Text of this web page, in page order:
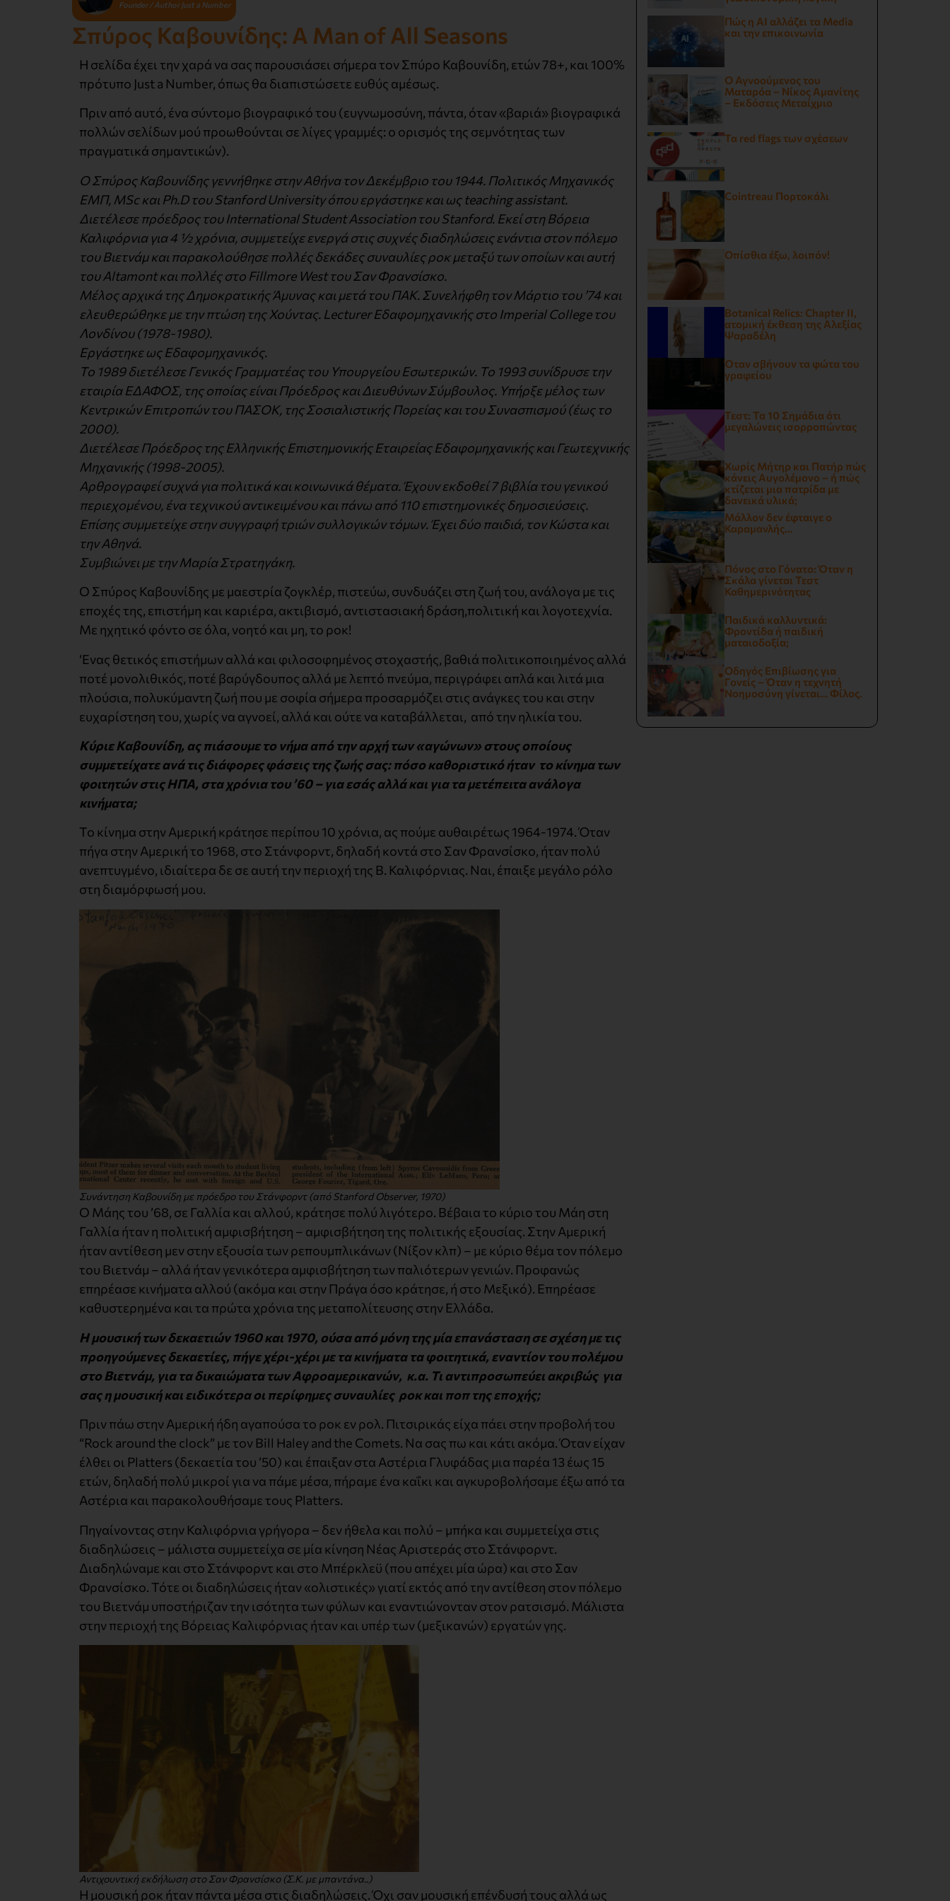
Founder / Author Just a Number
Σπύρος Καβουνίδης: A Man of All Seasons
Η σελίδα έχει την χαρά να σας παρουσιάσει σήμερα τον Σπύρο Καβουνίδη, ετών 78+, και 100%
πρότυπο Just a Number, όπως θα διαπιστώσετε ευθύς αμέσως.
Πριν από αυτό, ένα σύντομο βιογραφικό του (ευγνωμοσύνη, πάντα, όταν «βαριά» βιογραφικά
πολλών σελίδων μού προωθούνται σε λίγες γραμμές: ο ορισμός της σεμνότητας των
πραγματικά σημαντικών).
Ο Σπύρος Καβουνίδης γεννήθηκε στην Αθήνα τον Δεκέμβριο του 1944. Πολιτικός Μηχανικός
ΕΜΠ, MSc και Ph.D του Stanford University όπου εργάστηκε και ως teaching assistant.
Διετέλεσε πρόεδρος του International Student Association του Stanford. Εκεί στη Βόρεια
Καλιφόρνια για 4 ½ χρόνια, συμμετείχε ενεργά στις συχνές διαδηλώσεις ενάντια στον πόλεμο
του Βιετνάμ και παρακολούθησε πολλές δεκάδες συναυλίες ροκ μεταξύ των οποίων και αυτή
του Altamont και πολλές στο Fillmore West του Σαν Φρανσίσκο.
Μέλος αρχικά της Δημοκρατικής Άμυνας και μετά του ΠΑΚ. Συνελήφθη τον Μάρτιο του ’74 και
ελευθερώθηκε με την πτώση της Χούντας. Lecturer Εδαφομηχανικής στο Imperial College του
Λονδίνου (1978-1980).
Εργάστηκε ως Εδαφομηχανικός.
Το 1989 διετέλεσε Γενικός Γραμματέας του Υπουργείου Εσωτερικών. Το 1993 συνίδρυσε την
εταιρία ΕΔΑΦΟΣ, της οποίας είναι Πρόεδρος και Διευθύνων Σύμβουλος. Υπήρξε μέλος των
Κεντρικών Επιτροπών του ΠΑΣΟΚ, της Σοσιαλιστικής Πορείας και του Συνασπισμού (έως το
2000).
Διετέλεσε Πρόεδρος της Ελληνικής Επιστημονικής Εταιρείας Εδαφομηχανικής και Γεωτεχνικής
Μηχανικής (1998-2005).
Αρθρογραφεί συχνά για πολιτικά και κοινωνικά θέματα. Έχουν εκδοθεί 7 βιβλία του γενικού
περιεχομένου, ένα τεχνικού αντικειμένου και πάνω από 110 επιστημονικές δημοσιεύσεις.
Επίσης συμμετείχε στην συγγραφή τριών συλλογικών τόμων. Έχει δύο παιδιά, τον Κώστα και
την Αθηνά.
Συμβιώνει με την Μαρία Στρατηγάκη.
O Σπύρος Καβουνίδης με μαεστρία ζογκλέρ, πιστεύω, συνδυάζει στη ζωή του, ανάλογα με τις
εποχές της, επιστήμη και καριέρα, ακτιβισμό, αντιστασιακή δράση,πολιτική και λογοτεχνία.
Με ηχητικό φόντο σε όλα, νοητό και μη, το ροκ!
‘Ενας θετικός επιστήμων αλλά και φιλοσοφημένος στοχαστής, βαθιά πολιτικοποιημένος αλλά
ποτέ μονολιθικός, ποτέ βαρύγδουπος αλλά με λεπτό πνεύμα, περιγράφει απλά και λιτά μια
πλούσια, πολυκύμαντη ζωή που με σοφία σήμερα προσαρμόζει στις ανάγκες του και στην
ευχαρίστηση του, χωρίς να αγνοεί, αλλά και ούτε να καταβάλλεται, από την ηλικία του.
Κύριε Καβουνίδη, ας πιάσουμε το νήμα από την αρχή των «αγώνων» στους οποίους
συμμετείχατε ανά τις διάφορες φάσεις της ζωής σας: πόσο καθοριστικό ήταν το κίνημα των
φοιτητών στις ΗΠΑ, στα χρόνια του ’60 – για εσάς αλλά και για τα μετέπειτα ανάλογα
κινήματα;
Το κίνημα στην Αμερική κράτησε περίπου 10 χρόνια, ας πούμε αυθαιρέτως 1964-1974. Όταν
πήγα στην Αμερική το 1968, στο Στάνφορντ, δηλαδή κοντά στο Σαν Φρανσίσκο, ήταν πολύ
ανεπτυγμένο, ιδιαίτερα δε σε αυτή την περιοχή της Β. Καλιφόρνιας. Ναι, έπαιξε μεγάλο ρόλο
στη διαμόρφωσή μου.
Συνάντηση Καβουνίδη με πρόεδρο του Στάνφορντ (από Stanford Observer, 1970)
Ο Μάης του ’68, σε Γαλλία και αλλού, κράτησε πολύ λιγότερο. Βέβαια το κύριο του Μάη στη
Γαλλία ήταν η πολιτική αμφισβήτηση – αμφισβήτηση της πολιτικής εξουσίας. Στην Αμερική
ήταν αντίθεση μεν στην εξουσία των ρεπουμπλικάνων (Νίξον κλπ) – με κύριο θέμα τον πόλεμο
του Βιετνάμ – αλλά ήταν γενικότερα αμφισβήτηση των παλιότερων γενιών. Προφανώς
επηρέασε κινήματα αλλού (ακόμα και στην Πράγα όσο κράτησε, ή στο Μεξικό). Επηρέασε
καθυστερημένα και τα πρώτα χρόνια της μεταπολίτευσης στην Ελλάδα.
Η μουσική των δεκαετιών 1960 και 1970, ούσα από μόνη της μία επανάσταση σε σχέση με τις
προηγούμενες δεκαετίες, πήγε χέρι-χέρι με τα κινήματα τα φοιτητικά, εναντίον του πολέμου
στο Βιετνάμ, για τα δικαιώματα των Αφροαμερικανών, κ.α. Τι αντιπροσωπεύει ακριβώς για
σας η μουσική και ειδικότερα οι περίφημες συναυλίες ροκ και ποπ της εποχής;
Πριν πάω στην Αμερική ήδη αγαπούσα το ροκ εν ρολ. Πιτσιρικάς είχα πάει στην προβολή του
“Rock around the clock” με τον Bill Haley and the Comets. Να σας πω και κάτι ακόμα. Όταν είχαν
έλθει οι Platters (δεκαετία του ’50) και έπαιξαν στα Αστέρια Γλυφάδας μια παρέα 13 έως 15
ετών, δηλαδή πολύ μικροί για να πάμε μέσα, πήραμε ένα καΐκι και αγκυροβολήσαμε έξω από τα
Αστέρια και παρακολουθήσαμε τους Platters.
Πηγαίνοντας στην Καλιφόρνια γρήγορα – δεν ήθελα και πολύ – μπήκα και συμμετείχα στις
διαδηλώσεις – μάλιστα συμμετείχα σε μία κίνηση Νέας Αριστεράς στο Στάνφορντ.
Διαδηλώναμε και στο Στάνφορντ και στο Μπέρκλεϋ (που απέχει μία ώρα) και στο Σαν
Φρανσίσκο. Τότε οι διαδηλώσεις ήταν «ολιστικές» γιατί εκτός από την αντίθεση στον πόλεμο
του Βιετνάμ υποστήριζαν την ισότητα των φύλων και εναντιώνονταν στον ρατσισμό. Μάλιστα
στην περιοχή της Βόρειας Καλιφόρνιας ήταν και υπέρ των (μεξικανών) εργατών γης.
Αντιχουντική εκδήλωση στο Σαν Φρανσίσκο (Σ.Κ. με μπαντάνα..)
Η μουσική ροκ ήταν πάντα μέσα στις διαδηλώσεις. Όχι σαν μουσική επένδυσή τους αλλά ως
Πώς η AI αλλάζει τα Media
και την επικοινωνία
Ο Αγνοούμενος του
Ματαρόα – Νίκος Αμανίτης
– Εκδόσεις Μεταίχμιο
Τα red flags των σχέσεων
Cointreau Πορτοκάλι
Οπίσθια έξω, λοιπόν!
Botanical Relics: Chapter II,
ατομική έκθεση της Αλεξίας
Ψαραδέλη
Όταν σβήνουν τα φώτα του
γραφείου
Τεστ: Τα 10 Σημάδια ότι
μεγαλώνεις ισορροπώντας
Χωρίς Μήτηρ και Πατήρ πώς
κάνεις Αυγολέμονο – ή πώς
κτίζεται μια πατρίδα με
δανεικά υλικά;
Μάλλον δεν έφταιγε ο
Καραμανλής…
Πόνος στο Γόνατο: Όταν η
Σκάλα γίνεται Τεστ
Καθημερινότητας
Παιδικά καλλυντικά:
Φροντίδα ή παιδική
ματαιοδοξία;
Οδηγός Επιβίωσης για
Γονείς – Όταν η τεχνητή
Νοημοσύνη γίνεται… Φίλος.